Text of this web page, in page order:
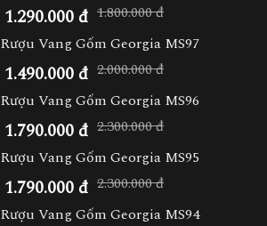
1.290.000 đ 1.800.000 đ
Rượu Vang Gốm Georgia MS97
1.490.000 đ 2.000.000 đ
Rượu Vang Gốm Georgia MS96
1.790.000 đ 2.300.000 đ
Rượu Vang Gốm Georgia MS95
1.790.000 đ 2.300.000 đ
Rượu Vang Gốm Georgia MS94